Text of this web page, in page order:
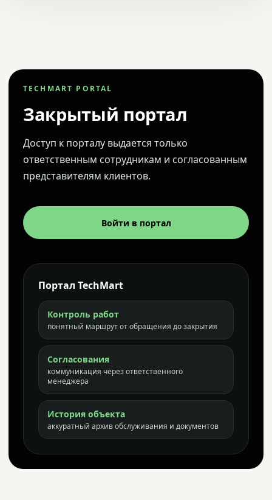
TECHMART PORTAL
Закрытый портал
Доступ к порталу выдается только
ответственным сотрудникам и согласованным
представителям клиентов.
Войти в портал
Портал TechMart
Контроль работ
понятный маршрут от обращения до закрытия
Согласования
коммуникация через ответственного
менеджера
История объекта
аккуратный архив обслуживания и документов